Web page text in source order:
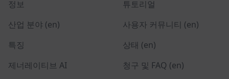
정보
산업 분야 (en)
특징
제너레이티브 AI
튜토리얼
사용자 커뮤니티 (en)
상태 (en)
청구 및 FAQ (en)